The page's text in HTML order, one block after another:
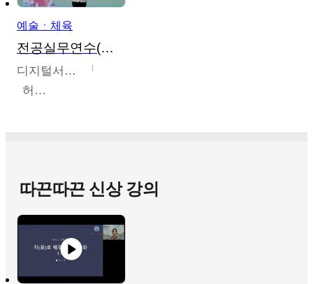
예술ㆍ체육
전공실무연수(헤어,메이크업,피부,네일)
디지털서울문화예술대학교
허정록
따끈따끈 신상 강의